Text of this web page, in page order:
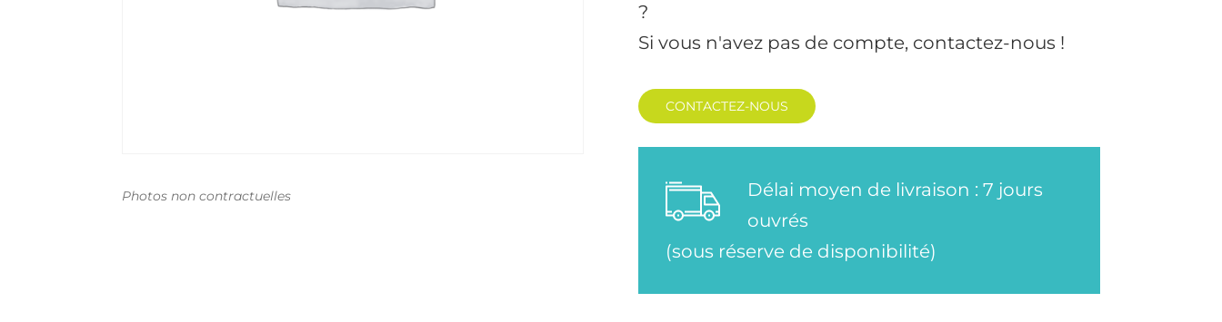
Photos non contractuelles
?
Si vous n'avez pas de compte, contactez-nous !
CONTACTEZ-NOUS
Délai moyen de livraison : 7 jours
ouvrés
(sous réserve de disponibilité)